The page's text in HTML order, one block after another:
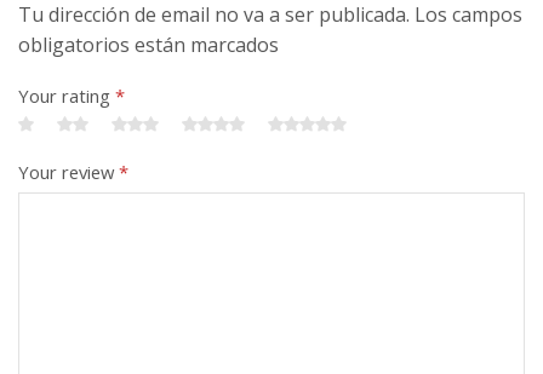
Tu dirección de email no va a ser publicada. Los campos
obligatorios están marcados
Your rating *
Your review*